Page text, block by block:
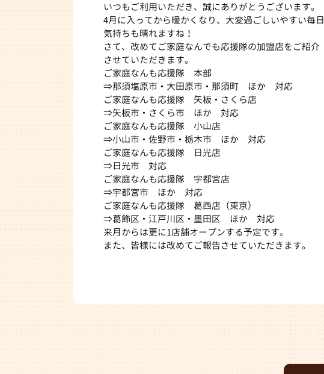
いつもご利用いただき、誠にありがとうございます。
4月に入ってから暖かくなり、大変過ごしいやすい毎日
気持ちも晴れますね！
さて、改めてご家庭なんでも応援隊の加盟店をご紹介
させていただきます。
ご家庭なんも応援隊 本部
⇒那須塩原市・大田原市・那須町 ほか 対応
ご家庭なんも応援隊 矢板・さくら店
⇒矢板市・さくら市 ほか 対応
ご家庭なんも応援隊 小山店
⇒小山市・佐野市・栃木市 ほか 対応
ご家庭なんも応援隊 日光店
⇒日光市 対応
ご家庭なんも応援隊 宇都宮店
⇒宇都宮市 ほか 対応
ご家庭なんも応援隊 葛西店（東京）
⇒葛飾区・江戸川区・墨田区 ほか 対応
来月からは更に1店舗オープンする予定です。
また、皆様には改めてご報告させていただきます。